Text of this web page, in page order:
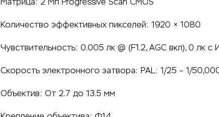
Количество эффективных пикселей: 1920 × 1080
Чувствительность: 0.005 лк @ (F1.2, AGC вкл), 0 лк с
Скорость электронного затвора: PAL: 1/25 – 1/
Объектив: От 2.7 до 13.5 мм